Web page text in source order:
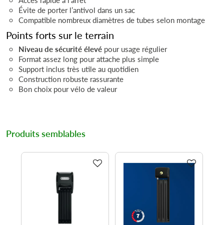
Évite de porter l’antivol dans un sac
Compatible nombreux diamètres de tubes selon montage
Points forts sur le terrain
Niveau de sécurité élevé pour usage régulier
Format assez long pour attache plus simple
Support inclus très utile au quotidien
Construction robuste rassurante
Bon choix pour vélo de valeur
Produits semblables